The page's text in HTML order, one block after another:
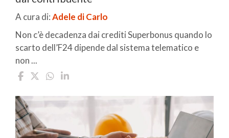
A cura di:Adele di Carlo
Non c’è decadenza dai crediti Superbonus quando lo
scarto dell’F24 dipende dal sistema telematico e
non ...